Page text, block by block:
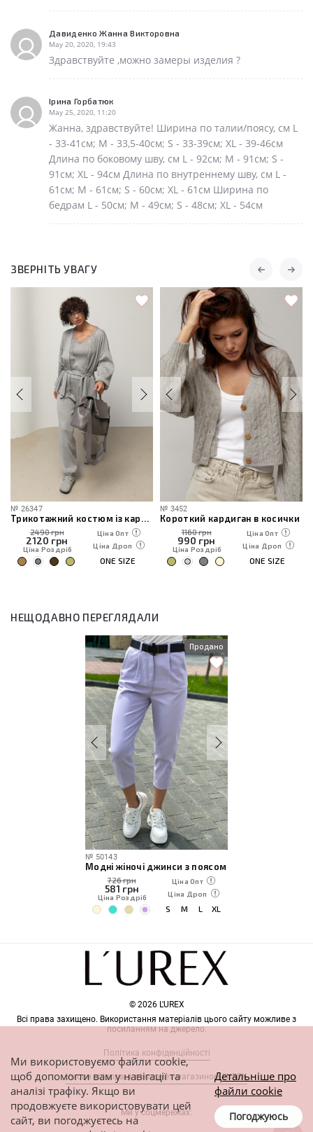
Давиденко Жанна Викторовна
May 20, 2020, 19:43
Здравствуйте ,можно замеры изделия ?
Ірина Горбатюк
May 25, 2020, 11:20
Жанна, здравствуйте! Ширина по талии/поясу, см L
- 33-41см; M - 33,5-40см; S - 33-39см; XL - 39-46см
Длина по боковому шву, см L - 92см; M - 91см; S -
91см; XL - 94см Длина по внутреннему шву, см L -
61см; M - 61см; S - 60см; XL - 61см Ширина по
бедрам L - 50см; M - 49см; S - 48см; XL - 54см
ЗВЕРНІТЬ УВАГУ
№ 26347
Трикотажний костюм із кардиганом, топом та штанами
2490 грн
2120 грн
Ціна Роздріб
Ціна Опт
Ціна Дроп
ONE SIZE
№ 3452
Короткий кардиган в косички
1160 грн
990 грн
Ціна Роздріб
Ціна Опт
Ціна Дроп
ONE SIZE
НЕЩОДАВНО ПЕРЕГЛЯДАЛИ
Продано
№ 50143
Модні жіночі джинси з поясом
726 грн
581 грн
Ціна Роздріб
Ціна Опт
Ціна Дроп
S M L XL
© 2026 L'UREX
Всі права захищено. Використання матеріалів цього сайту можливе з
посиланням на джерело.
Політика конфіденційності
Умови співпраці з інтернет-магазином L'UREX
Ми у соцмережах:
Ми використовуємо файли cookie,
щоб допомогти вам у навігації та
аналізі трафіку. Якщо ви
продовжуєте використовувати цей
сайт, ви погоджуєтесь на
Детальніше про
файли cookie
Погоджуюсь